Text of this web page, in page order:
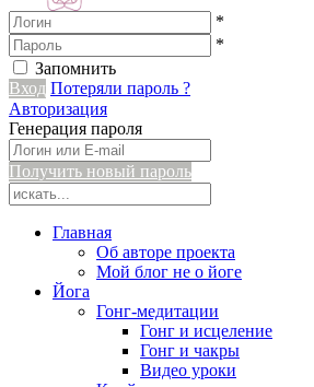
*
*
Запомнить
Вход Потеряли пароль ?
Авторизация
Генерация пароля
Получить новый пароль
Главная
Об авторе проекта
Мой блог не о йоге
Йога
Гонг-медитации
Гонг и исцеление
Гонг и чакры
Видео уроки